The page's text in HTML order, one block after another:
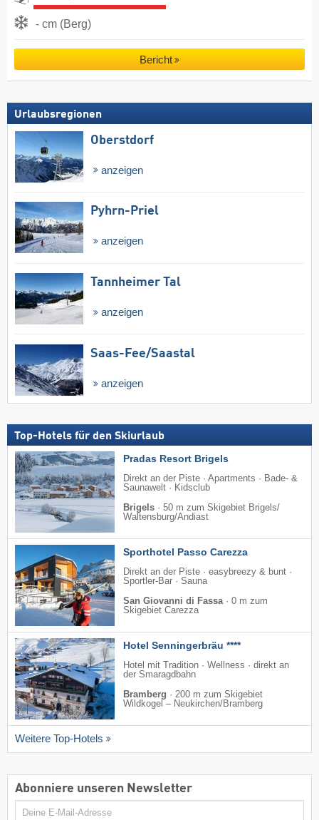
- cm (Berg)
Bericht
Urlaubsregionen
Oberstdorf
anzeigen
Pyhrn-Priel
anzeigen
Tannheimer Tal
anzeigen
Saas-Fee/​Saastal
anzeigen
Top-Hotels für den Skiurlaub
Pradas Resort Brigels
Direkt an der Piste · Apartments · Bade- &
Saunawelt · Kidsclub
Brigels · 50 m zum Skigebiet Brigels/​
Waltensburg/​Andiast
Sporthotel Passo Carezza
Direkt an der Piste · easybreezy & bunt ·
Sportler-Bar · Sauna
San Giovanni di Fassa· 0 m zum
Skigebiet Carezza
Hotel Senningerbräu ****
Hotel mit Tradition · Wellness · direkt an
der Smaragdbahn
Bramberg · 200 m zum Skigebiet
Wildkogel – Neukirchen/​Bramberg
Weitere Top-Hotels
Abonniere unseren Newsletter
E-